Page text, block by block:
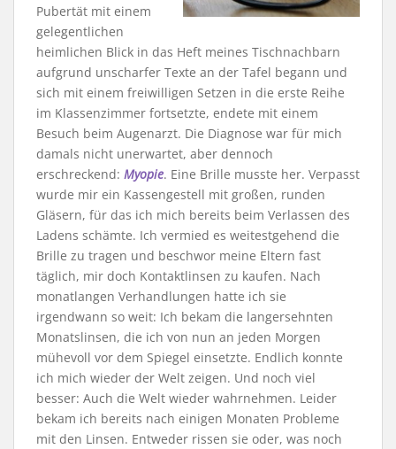
Pubertät mit einem
gelegentlichen
heimlichen Blick in das Heft meines Tischnachbarn
aufgrund unscharfer Texte an der Tafel begann und
sich mit einem freiwilligen Setzen in die erste Reihe
im Klassenzimmer fortsetzte, endete mit einem
Besuch beim Augenarzt. Die Diagnose war für mich
damals nicht unerwartet, aber dennoch
erschreckend: Myopie. Eine Brille musste her. Verpasst
wurde mir ein Kassengestell mit großen, runden
Gläsern, für das ich mich bereits beim Verlassen des
Ladens schämte. Ich vermied es weitestgehend die
Brille zu tragen und beschwor meine Eltern fast
täglich, mir doch Kontaktlinsen zu kaufen. Nach
monatlangen Verhandlungen hatte ich sie
irgendwann so weit: Ich bekam die langersehnten
Monatslinsen, die ich von nun an jeden Morgen
mühevoll vor dem Spiegel einsetzte. Endlich konnte
ich mich wieder der Welt zeigen. Und noch viel
besser: Auch die Welt wieder wahrnehmen. Leider
bekam ich bereits nach einigen Monaten Probleme
mit den Linsen. Entweder rissen sie oder, was noch